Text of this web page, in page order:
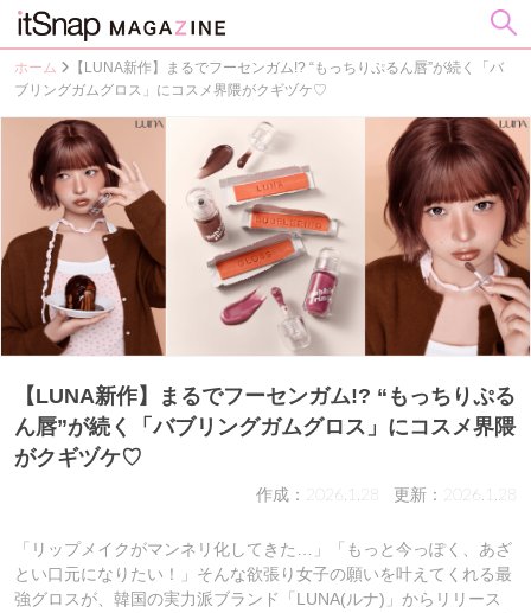
ホーム
【LUNA新作】まるでフーセンガム!? “もっちりぷるん唇”が続く「バ
ブリングガムグロス」にコスメ界隈がクギヅケ♡
【LUNA新作】まるでフーセンガム!? “もっちりぷる
ん唇”が続く「バブリングガムグロス」にコスメ界隈
がクギヅケ♡
作成：2026.1.28 更新：2026.1.28
「リップメイクがマンネリ化してきた…」「もっと今っぽく、あざ
とい口元になりたい！」そんな欲張り女子の願いを叶えてくれる最
強グロスが、韓国の実力派ブランド「LUNA(ルナ)」からリリース